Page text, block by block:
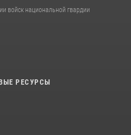
войск национальной гвардии
РЕСУРСЫ